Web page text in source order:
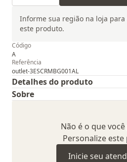
Informe sua região na loja
este produto.
Código
A
Referência
outlet-3ESCRMBG001AL
Detalhes do produto
Sobre
Não é o que
Personalize
Inicie seu